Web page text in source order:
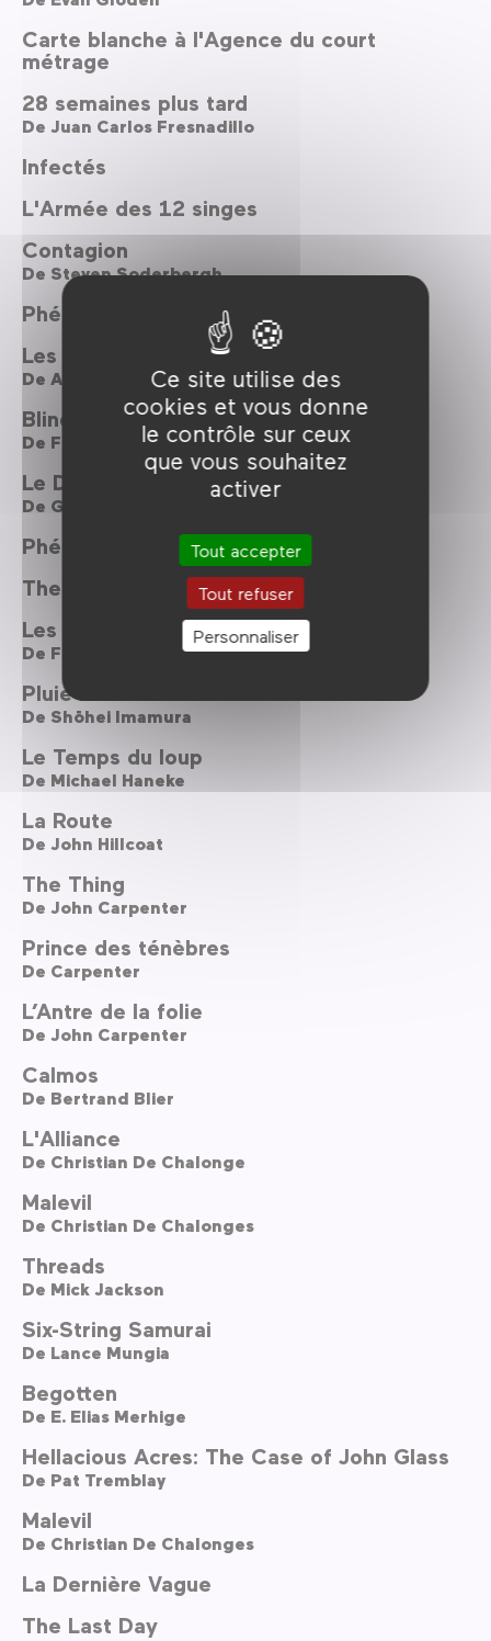
Ce site utilise des
cookies et vous donne
le contrôle sur ceux
que vous souhaitez
activer
Tout accepter
Tout refuser
Personnaliser
Carte blanche à l'Agence du court
métrage
28 semaines plus tard
De Juan Carlos Fresnadillo
Infectés
L'Armée des 12 singes
Contagion
De Steven Soderbergh
Phénomènes
Les Fils de l'homme
De Alfonso Cuaron
Blindness
De Fernando Meirelles
Le Dernier Survivant
De Geoff Murphy
Phénomènes
The Host
Les soucoupes volantes attaquent
De Fred F. Sears
Pluie noire
De Shōhei Imamura
Le Temps du loup
De Michael Haneke
La Route
De John Hillcoat
The Thing
De John Carpenter
Prince des ténèbres
De Carpenter
L’Antre de la folie
De John Carpenter
Calmos
De Bertrand Blier
L'Alliance
De Christian De Chalonge
Malevil
De Christian De Chalonges
Threads
De Mick Jackson
Six-String Samurai
De Lance Mungia
Begotten
De E. Elias Merhige
Hellacious Acres: The Case of John Glass
De Pat Tremblay
Malevil
De Christian De Chalonges
La Dernière Vague
The Last Day